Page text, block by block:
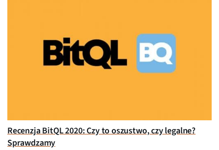
Recenzja BitQL 2020: Czy to oszustwo, czy legalne?
Sprawdzamy